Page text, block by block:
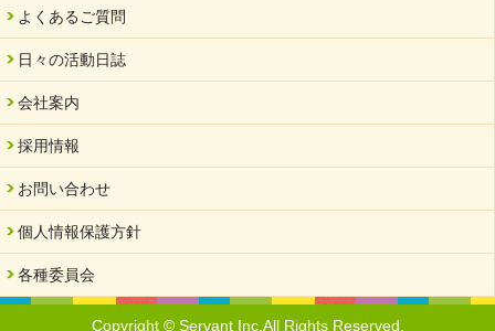
「可児の企業魅力発見フェア」に出展しました
2023/10/17
馬糞堆肥「馬の力」販売開始
2023/08/18
クラウドファンディングのご案内
yahooショッピングサイト本日開店
2023/02/16
令和さくら高等学院VSサーバント職員 サッカー試合日程変更
2023/01/20
馬たちの物資支援よろしくお願いいたします。
よくあるご質問
日々の活動日誌
会社案内
採用情報
お問い合わせ
個人情報保護方針
各種委員会
Copyright © Servant Inc.All Rights Reserved.